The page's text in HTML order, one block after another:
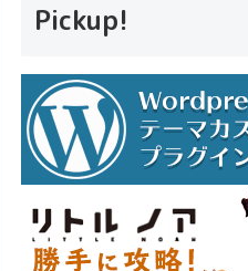
Pickup!